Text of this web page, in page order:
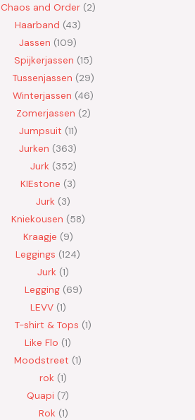
Chaos and Order 2
Haarband 43
Jassen 109
Spijkerjassen 15
Tussenjassen 29
Winterjassen 46
Zomerjassen 2
Jumpsuit 11
Jurken 363
Jurk 352
KIEstone 3
Jurk 3
Kniekousen 58
Kraagje 9
Leggings 124
Jurk 1
Legging 69
LEVV 1
T-shirt & Tops 1
Like Flo 1
Moodstreet 1
rok 1
Quapi 7
Rok 1